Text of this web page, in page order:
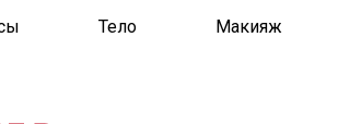
Тело Макияж